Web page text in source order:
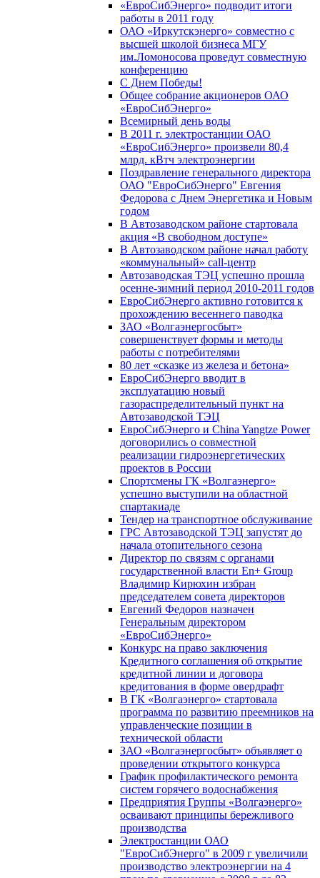
«ЕвроСибЭнерго» подводит итоги
работы в 2011 году
ОАО «Иркутскэнерго» совместно с
высшей школой бизнеса МГУ
им.Ломоносова проведут совместную
конференцию
С Днем Победы!
Общее собрание акционеров ОАО
«ЕвроСибЭнерго»
Всемирный день воды
В 2011 г. электростанции ОАО
«ЕвроСибЭнерго» произвели 80,4
млрд. кВтч электроэнергии
Поздравление генерального директора
ОАО "ЕвроСибЭнерго" Евгения
Федорова с Днем Энергетика и Новым
годом
В Автозаводском районе стартовала
акция «В свободном доступе»
В Автозаводском районе начал работу
«коммунальный» call-центр
Автозаводская ТЭЦ успешно прошла
осенне-зимний период 2010-2011 годов
ЕвроСибЭнерго активно готовится к
прохождению весеннего паводка
ЗАО «Волгаэнергосбыт»
совершенствует формы и методы
работы с потребителями
80 лет «сказке из железа и бетона»
ЕвроСибЭнерго вводит в
эксплуатацию новый
газораспределительный пункт на
Автозаводской ТЭЦ
ЕвроСибЭнерго и China Yangtze Power
договорились о совместной
реализации гидроэнергетических
проектов в России
Спортсмены ГК «Волгаэнерго»
успешно выступили на областной
спартакиаде
Тендер на транспортное обслуживание
ГРС Автозаводской ТЭЦ запустят до
начала отопительного сезона
Директор по связям с органами
государственной власти En+ Group
Владимир Кирюхин избран
председателем совета директоров
Евгений Федоров назначен
Генеральным директором
«ЕвроСибЭнерго»
Конкурс на право заключения
Кредитного соглашения об открытие
кредитной линии и договора
кредитования в форме овердрафт
В ГК «Волгаэнерго» стартовала
программа по развитию преемников на
управленческие позиции в
технической области
ЗАО «Волгаэнергосбыт» объявляет о
проведении открытого конкурса
График профилактического ремонта
систем горячего водоснабжения
Предприятия Группы «Волгаэнерго»
осваивают принципы бережливого
производства
Электростанции ОАО
"ЕвроСибЭнерго" в 2009 г увеличили
производство электроэнергии на 4